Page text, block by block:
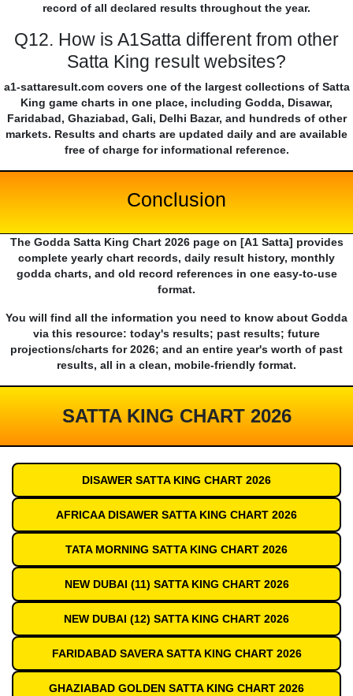
record of all declared results throughout the year.
Q12. How is A1Satta different from other
Satta King result websites?
a1-sattaresult.com covers one of the largest collections of Satta
King game charts in one place, including Godda, Disawar,
Faridabad, Ghaziabad, Gali, Delhi Bazar, and hundreds of other
markets. Results and charts are updated daily and are available
free of charge for informational reference.
Conclusion
The Godda Satta King Chart 2026 page on [A1 Satta] provides
complete yearly chart records, daily result history, monthly
godda charts, and old record references in one easy-to-use
format.
You will find all the information you need to know about Godda
via this resource: today's results; past results; future
projections/charts for 2026; and an entire year's worth of past
results, all in a clean, mobile-friendly format.
SATTA KING CHART 2026
DISAWER SATTA KING CHART 2026
AFRICAA DISAWER SATTA KING CHART 2026
TATA MORNING SATTA KING CHART 2026
NEW DUBAI (11) SATTA KING CHART 2026
NEW DUBAI (12) SATTA KING CHART 2026
FARIDABAD SAVERA SATTA KING CHART 2026
GHAZIABAD GOLDEN SATTA KING CHART 2026